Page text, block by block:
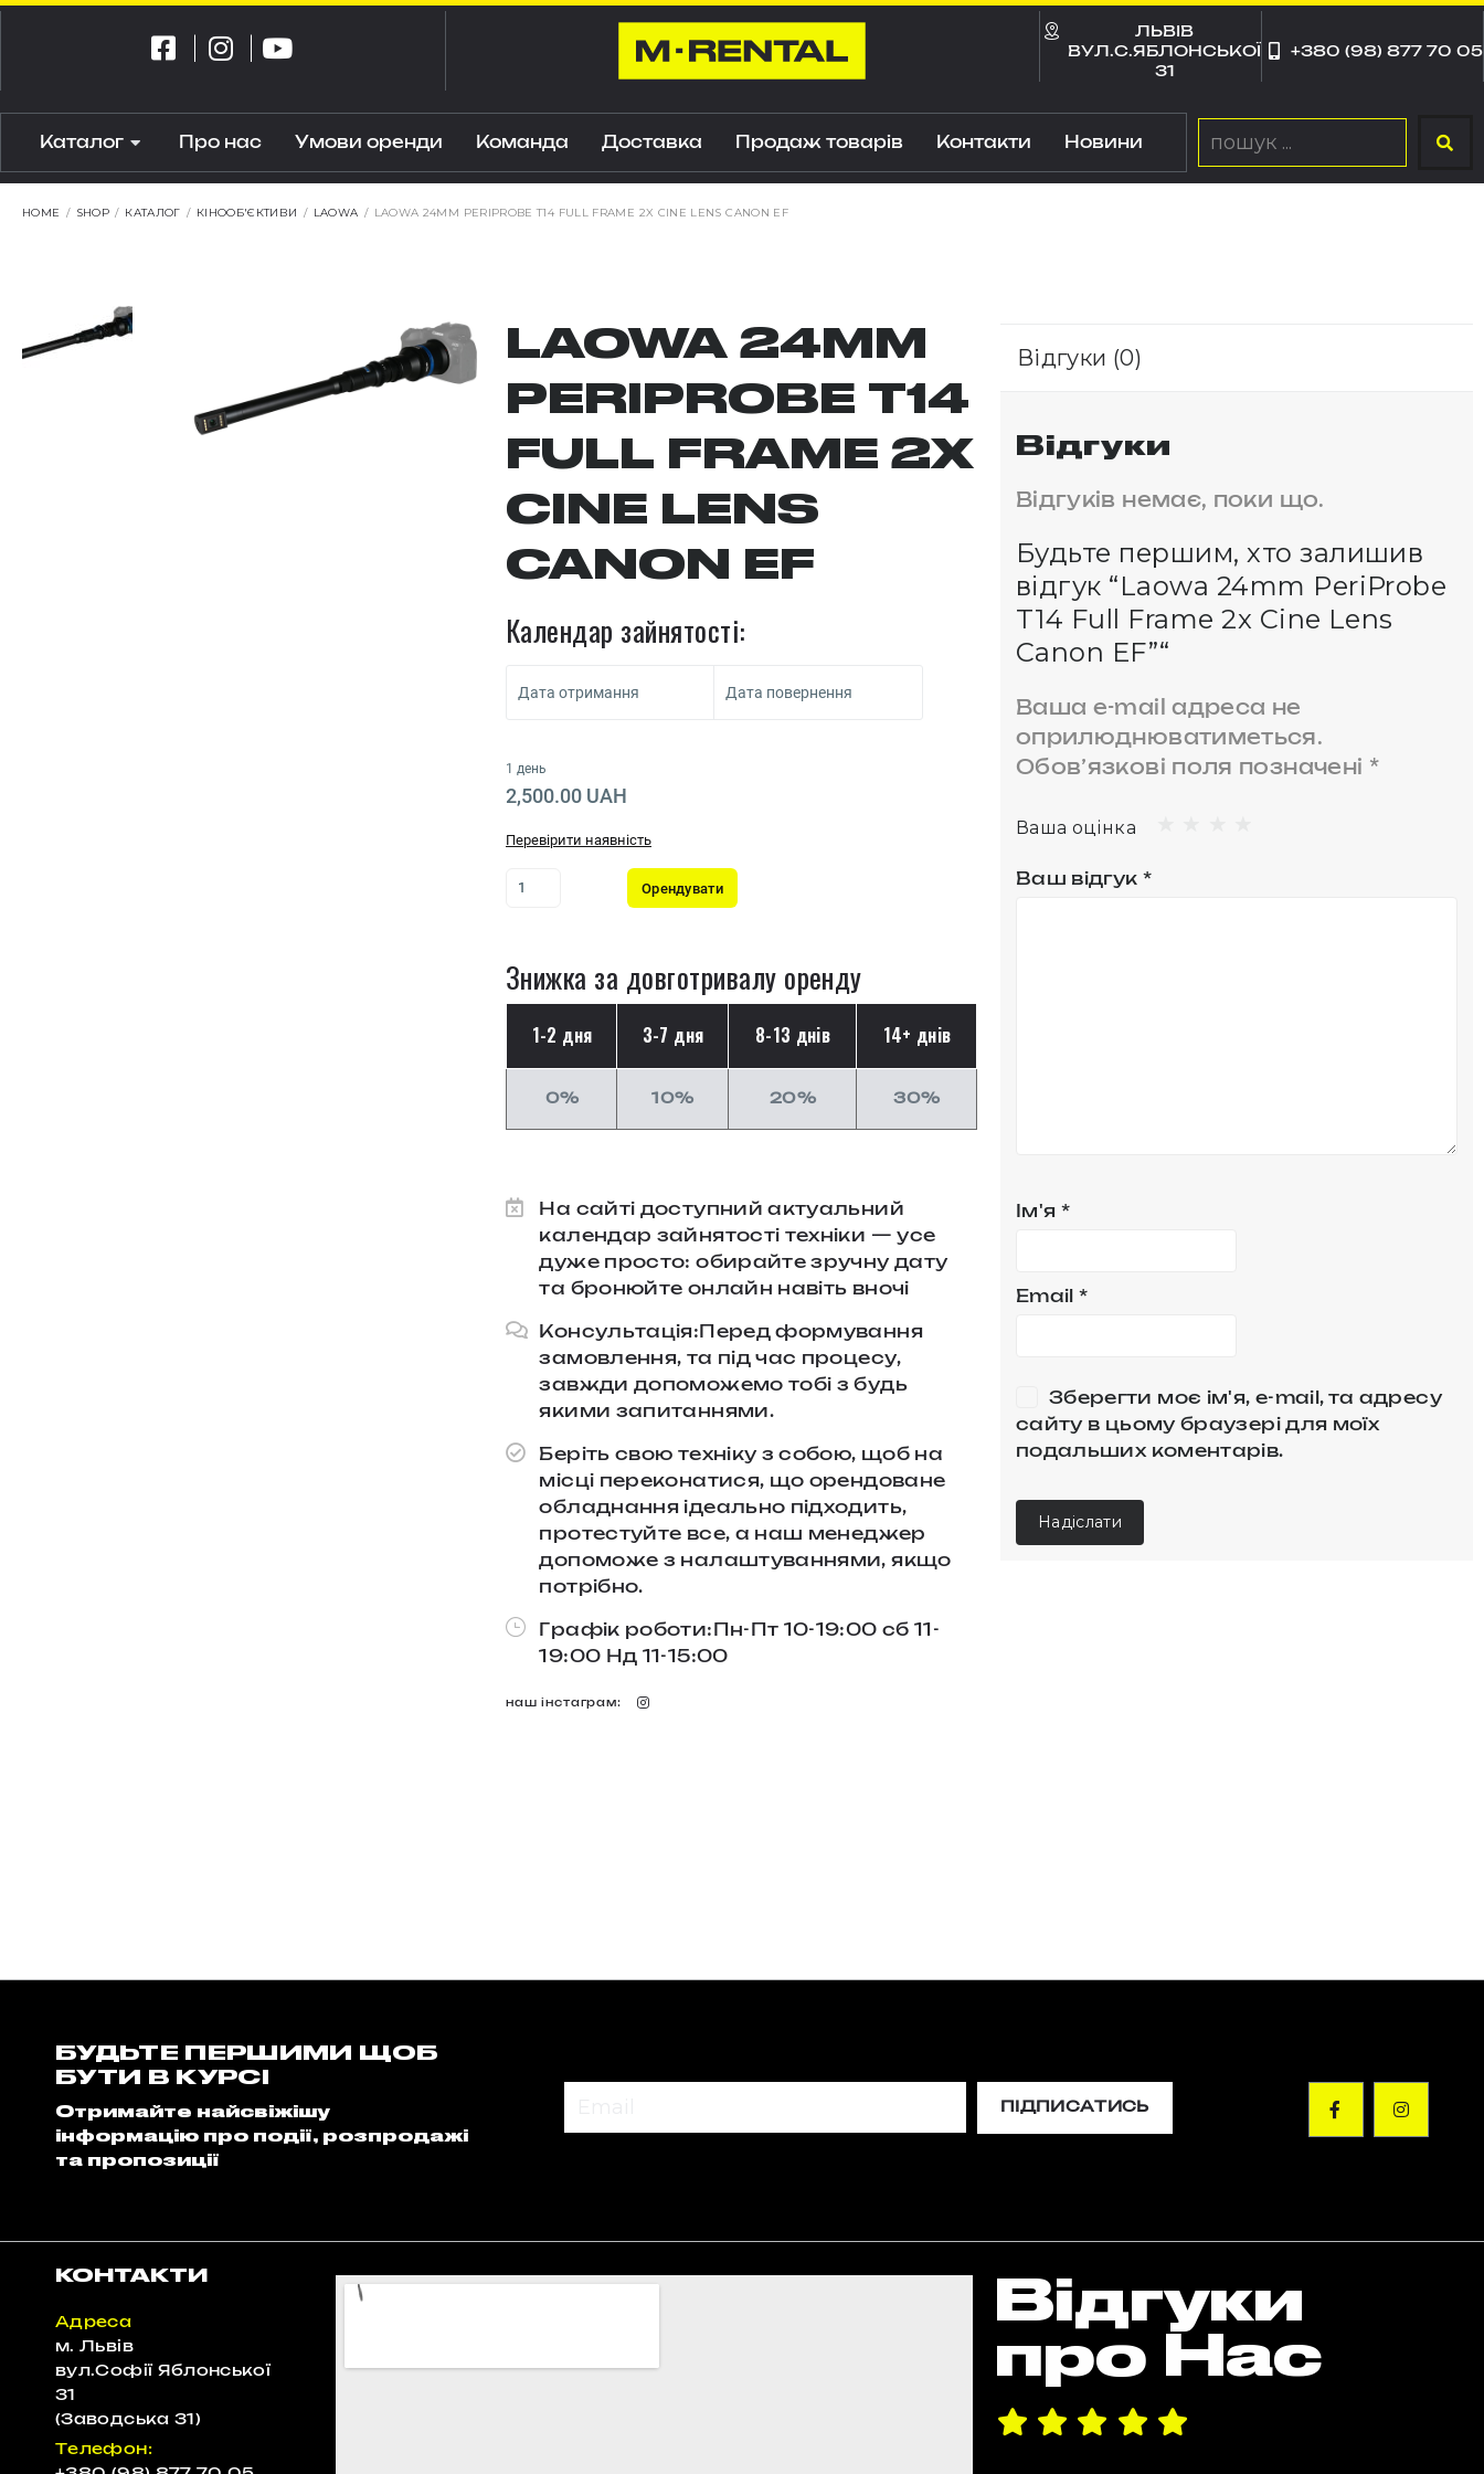
ЛЬВІВ
ВУЛ.С.ЯБЛОНСЬКОЇ
31
+380 (98) 877 70 05
Каталог Про нас Умови оренди Команда Доставка Продаж товарів Контакти Новини
HOME / SHOP / КАТАЛОГ / КІНООБ'ЄКТИВИ / LAOWA / LAOWA 24MM PERIPROBE T14 FULL FRAME 2X CINE LENS CANON EF
LAOWA 24MM
PERIPROBE T14
FULL FRAME 2X
CINE LENS
CANON EF
Календар зайнятості:
Дата отримання Дата повернення
1 день
2,500.00 UAH
Перевірити наявність
Орендувати
Знижка за довготривалу оренду
1-2 дня 3-7 дня 8-13 днів 14+ днів
0% 10% 20% 30%
На сайті доступний актуальний
календар зайнятості техніки — усе
дуже просто: обирайте зручну дату
та бронюйте онлайн навіть вночі
Консультація:Перед формування
замовлення, та під час процесу,
завжди допоможемо тобі з будь
якими запитаннями.​
Беріть свою техніку з собою, щоб на
місці переконатися, що орендоване
обладнання ідеально підходить,
протестуйте все, а наш менеджер
допоможе з налаштуваннями, якщо
потрібно.
Графік роботи:Пн-Пт 10-19:00 сб 11-
19:00 Нд 11-15:00
наш інстаграм:
Відгуки (0)
Відгуки
Відгуків немає, поки що.
Будьте першим, хто залишив
відгук “Laowa 24mm PeriProbe
T14 Full Frame 2x Cine Lens
Canon EF”“
Ваша e-mail адреса не
оприлюднюватиметься.
Обов’язкові поля позначені *
Ваша оцінка
Ваш відгук *
Ім'я *
Email*
Зберегти моє ім'я, e-mail, та адресу
сайту в цьому браузері для моїх
подальших коментарів.
БУДЬТЕ ПЕРШИМИ ЩОБ
БУТИ В КУРСІ
Отримайте найсвіжішу
інформацію про події, розпродажі
та пропозиції
ПІДПИСАТИСЬ
КОНТАКТИ
Адреса
м. Львів
вул.Софії Яблонської
31
(Заводська 31)
Телефон:
Відгуки
про Нас